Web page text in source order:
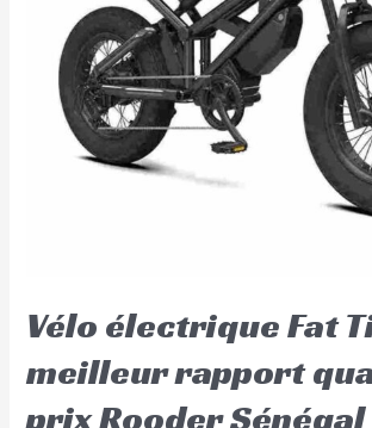
Vélo électrique Fat
meilleur rapport
prix Rooder Sénégal